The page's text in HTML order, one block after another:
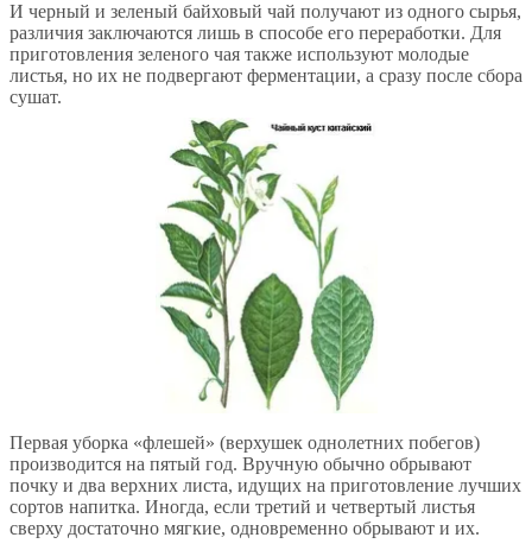
И черный и зеленый байховый чай получают из одного сырья,
различия заключаются лишь в способе его переработки. Для
приготовления зеленого чая также используют молодые
листья, но их не подвергают ферментации, а сразу после сбора
сушат.
Первая уборка «флешей» (верхушек однолетних побегов)
производится на пятый год. Вручную обычно обрывают
почку и два верхних листа, идущих на приготовление лучших
сортов напитка. Иногда, если третий и четвертый листья
сверху достаточно мягкие, одновременно обрывают и их.